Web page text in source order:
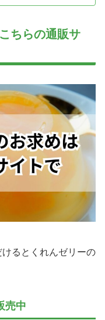
ちらの通販サ
るとくれんゼリーの
売中